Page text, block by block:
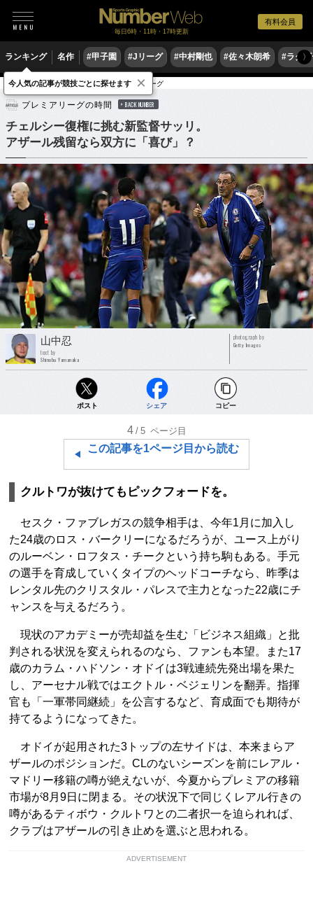
有料会員
毎日6時・11時・17時更新
ランキング 名作 #甲子園 #Jリーグ #中村剛也 #佐々木朗希 #ラグ〉
サッカー 海外サッカー プレミアリーグ
プレミアリーグの時間 BACK NUMBER
チェルシー復権に挑む新監督サッリ。
アザール残留なら双方に「喜び」？
山中忍
text by
Shinobu Yamanaka
photograph by
Getty Images
ポスト シェア コピー
4 /5 ページ目
この記事を1ページ目から読む
クルトワが抜けてもピックフォードを。
セスク・ファブレガスの競争相手は、今年1月に加入し
た24歳のロス・バークリーになるだろうが、ユース上がり
のルーベン・ロフタス・チークという持ち駒もある。手元
の選手を育成していくタイプのヘッドコーチなら、昨季は
レンタル先のクリスタル・パレスで主力となった22歳にチ
ャンスを与えるだろう。
現状のアカデミーが売却益を生む「ビジネス組織」と批
判される状況を変えられるのなら、ファンも本望。また17
歳のカラム・ハドソン・オドイは3戦連続先発出場を果た
し、アーセナル戦ではエクトル・ベジェリンを翻弄。指揮
官も「一軍帯同継続」を公言するなど、育成面でも期待が
持てるようになってきた。
オドイが起用された3トップの左サイドは、本来まらア
ザールのポジションだ。CLのないシーズンを前にレアル・
マドリー移籍の噂が絶えないが、今夏からプレミアの移籍
市場が8月9日に閉まる。その状況下で同じくレアル行きの
噂があるティボウ・クルトワとの二者択一を迫られれば、
クラブはアザールの引き止めを選ぶと思われる。
ADVERTISEMENT
今人気の記事が競技ごとに探せます ×